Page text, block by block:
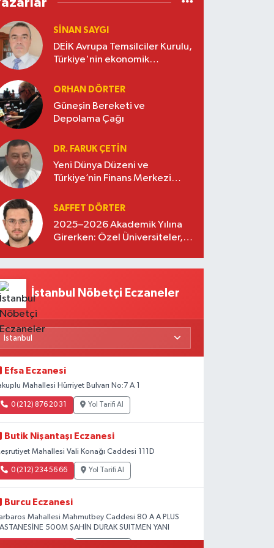
SINAN SAYGI
DEİK Avrupa Temsilciler Kurulu,
Türkiye'nin ekonomik
oluşturuyor
ORHAN DÖRTER
Güneşin Bereketi ve
Depolama Çağı
DR. FARUK ÇETİN
Yeni Dünya Düzeni ve
Türkiye’nin Finans Merkezi
SAFFET DÖRTER
2025–2026 Akademik Yılına
Girerken: Özel Üniversiteler,
İstanbul Nöbetçi Eczaneler
Efsa Eczanesi
Mahallesi Hürriyet Bulvarı No:7 A 1
0 (212) 876 20 31 Yol Tarifi Al
Butik Nişantaşı Eczanesi
Mahallesi Vali Konağı Caddesi 111D
0 (212) 234 56 66 Yol Tarifi Al
Burcu Eczanesi
Mahallesi Mahmutbey Caddesi 80 A A PLUS
500M ŞAHİN DURAK SUITMEN YANI